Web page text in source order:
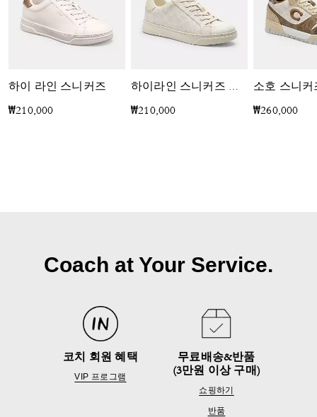
하이 라인 스니커즈
₩210,000
하이라인 스니커즈 인 시그니처 캔버스
₩210,000 ₩260,000
Coach at Your Service.
코치 회원 혜택
VIP 프로그램
무료배송&반품
(3만원 이상 구매)
쇼핑하기
반품